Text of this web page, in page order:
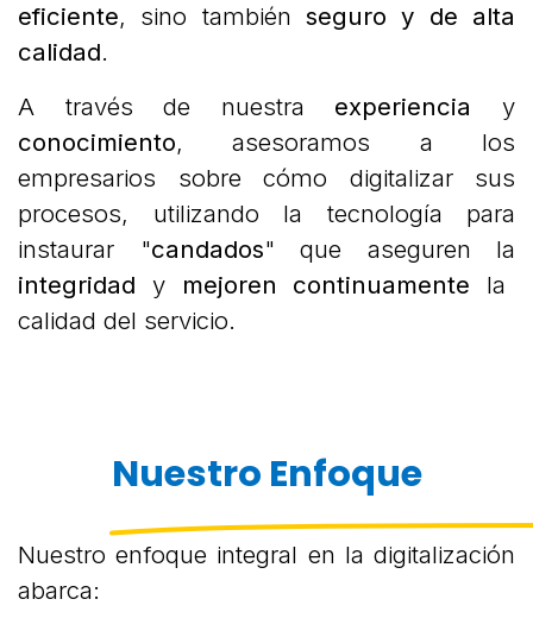
eficiente, sino también seguro y de alta
calidad.
A través de nuestra experiencia y
conocimiento, asesoramos a los
empresarios sobre cómo digitalizar sus
procesos, utilizando la tecnología para
instaurar "candados" que aseguren la
integridad y mejoren continuamente la
calidad del servicio.
Nuestro Enfoque​​
Nuestro enfoque integral en la digitalización
abarca: